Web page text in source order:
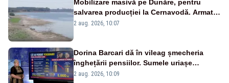
Mobilizare masivă pe Dunăre, pentru
salvarea producției la Cernavodă. Armata
va detona o stâncă și va devia apa
2 aug. 2026, 10:07
Dorina Barcari dă în vileag șmecheria
înghețării pensiilor. Sumele uriașe
pierdute de fiecare român
2 aug. 2026, 10:09